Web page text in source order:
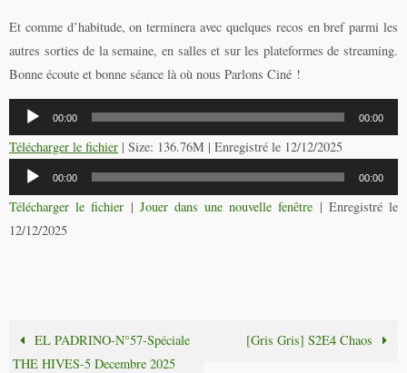
Et comme d’habitude, on terminera avec quelques recos en bref parmi les
autres sorties de la semaine, en salles et sur les plateformes de streaming.
Bonne écoute et bonne séance là où nous Parlons Ciné !
Lecteur
audio
00:00 00:00
Télécharger le fichier | Size: 136.76M | Enregistré le 12/12/2025
Lecteur
audio
00:00 00:00
Télécharger le fichier | Jouer dans une nouvelle fenêtre | Enregistré le
12/12/2025
EL PADRINO-N°57-Spéciale
THE HIVES-5 Decembre 2025
[Gris Gris] S2E4 Chaos